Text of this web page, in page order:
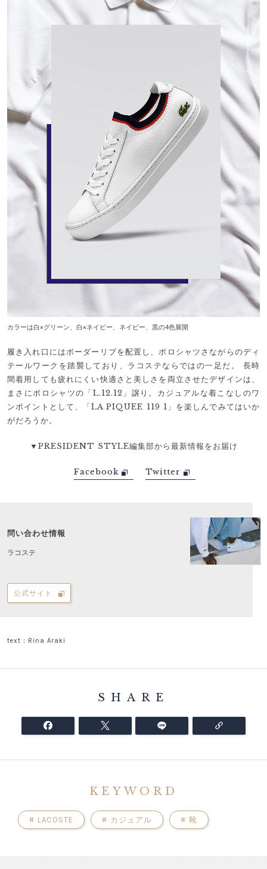
カラーは白×グリーン、白×ネイビー、ネイビー、黒の4色展開
履き入れ口にはボーダーリブを配置し、ポロシャツさながらのディ
テールワークを踏襲しており、ラコステならではの一足だ。 長時
間着用しても疲れにくい快適さと美しさを両立させたデザインは、
まさにポロシャツの「L.12.12」譲り。カジュアルな着こなしのワ
ンポイントとして、「LA PIQUEE 119 1」を楽しんでみてはいか
がだろうか。
▼PRESIDENT STYLE編集部から最新情報をお届け
Facebook Twitter
問い合わせ情報
ラコステ
公式サイト
text：Rina Araki
SHARE
KEYWORD
# LACOSTE # カジュアル # 靴